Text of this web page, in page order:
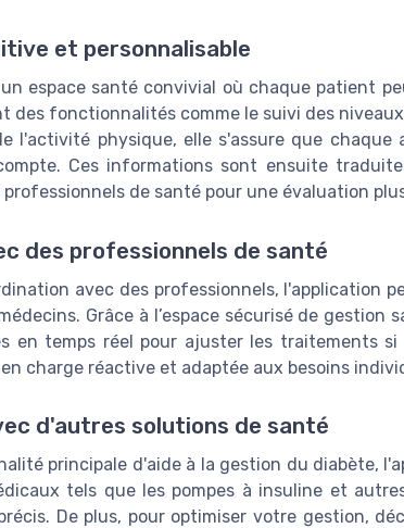
et personnalisable
espace santé convivial où chaque patient
des fonctionnalités comme le suivi des
l'activité physique, elle s'assure que
Ces informations sont ensuite
de santé pour une évaluation
des professionnels de santé
avec des professionnels, l'application
Grâce à l’espace sécurisé de gestion
en temps réel pour ajuster les traitements
charge réactive et adaptée aux besoins
d'autres solutions de santé
principale d'aide à la gestion du diabète,
tels que les pompes à insuline et
De plus, pour optimiser votre gestion,